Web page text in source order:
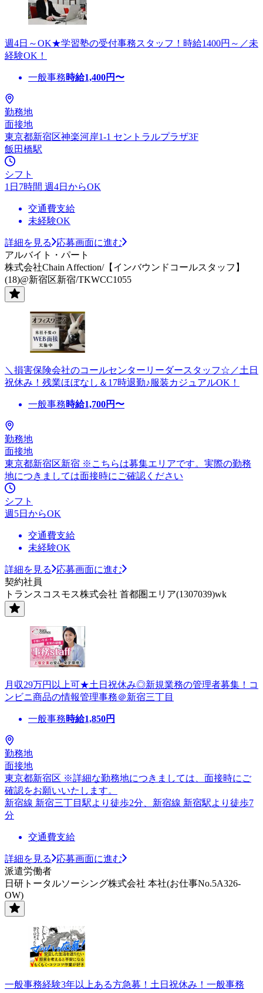
週4日～OK★学習塾の受付事務スタッフ！時給1400円～／未
経験OK！
一般事務時給1,400円〜
勤務地
面接地
東京都新宿区神楽河岸1-1 セントラルプラザ3F
飯田橋駅
シフト
1日7時間 週4日からOK
交通費支給
未経験OK
詳細を見る
応募画面に進む
アルバイト・パート
株式会社Chain Affection/【インバウンドコールスタッフ】
(18)@新宿区新宿/TKWCC1055
＼損害保険会社のコールセンターリーダースタッフ☆／土日
祝休み！残業ほぼなし＆17時退勤♪服装カジュアルOK！
一般事務時給1,700円〜
勤務地
面接地
東京都新宿区新宿 ※こちらは募集エリアです。実際の勤務
地につきましては面接時にご確認ください
シフト
週5日からOK
交通費支給
未経験OK
詳細を見る
応募画面に進む
契約社員
トランスコスモス株式会社 首都圏エリア(1307039)wk
月収29万円以上可★土日祝休み◎新規業務の管理者募集！コ
ンビニ商品の情報管理事務＠新宿三丁目
一般事務時給1,850円
勤務地
面接地
東京都新宿区 ※詳細な勤務地につきましては、面接時にご
確認をお願いいたします。
新宿線 新宿三丁目駅より徒歩2分、新宿線 新宿駅より徒歩7
分
交通費支給
詳細を見る
応募画面に進む
派遣労働者
日研トータルソーシング株式会社 本社(お仕事No.5A326-
OW)
一般事務経験3年以上ある方急募！土日祝休み！一般事務